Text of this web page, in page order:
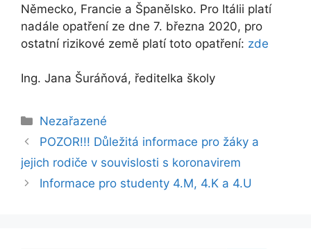
Německo, Francie a Španělsko. Pro Itálii platí
nadále opatření ze dne 7. března 2020, pro
ostatní rizikové země platí toto opatření: zde
Ing. Jana Šuráňová, ředitelka školy
Rubriky
Nezařazené
POZOR!!! Důležitá informace pro žáky a
jejich rodiče v souvislosti s koronavirem
Informace pro studenty 4.M, 4.K a 4.U